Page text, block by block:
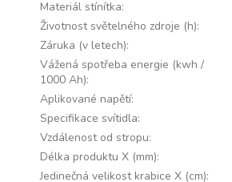
Materiál stínítka:
Životnost světelného zdroje (h):
Záruka (v letech):
Vážená spotřeba energie (kwh /
1000 Ah):
Aplikované napětí:
Specifikace svítidla:
Vzdálenost od stropu:
Délka produktu X (mm):
Jedinečná velikost krabice X (cm):